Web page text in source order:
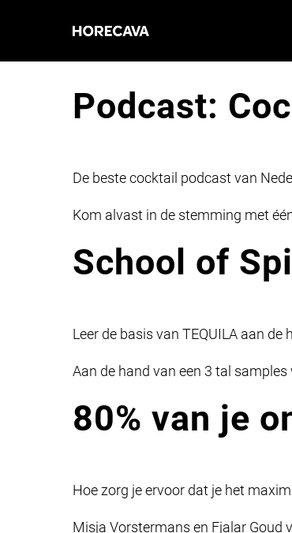
Podcast:
De beste cocktail podcast van
Kom alvast in de stemming met
School of
Leer de basis van TEQUILA aan de
Aan de hand van een 3 tal
80% van je
Hoe zorg je ervoor dat je het
Misja Vorstermans en Fjalar Goud